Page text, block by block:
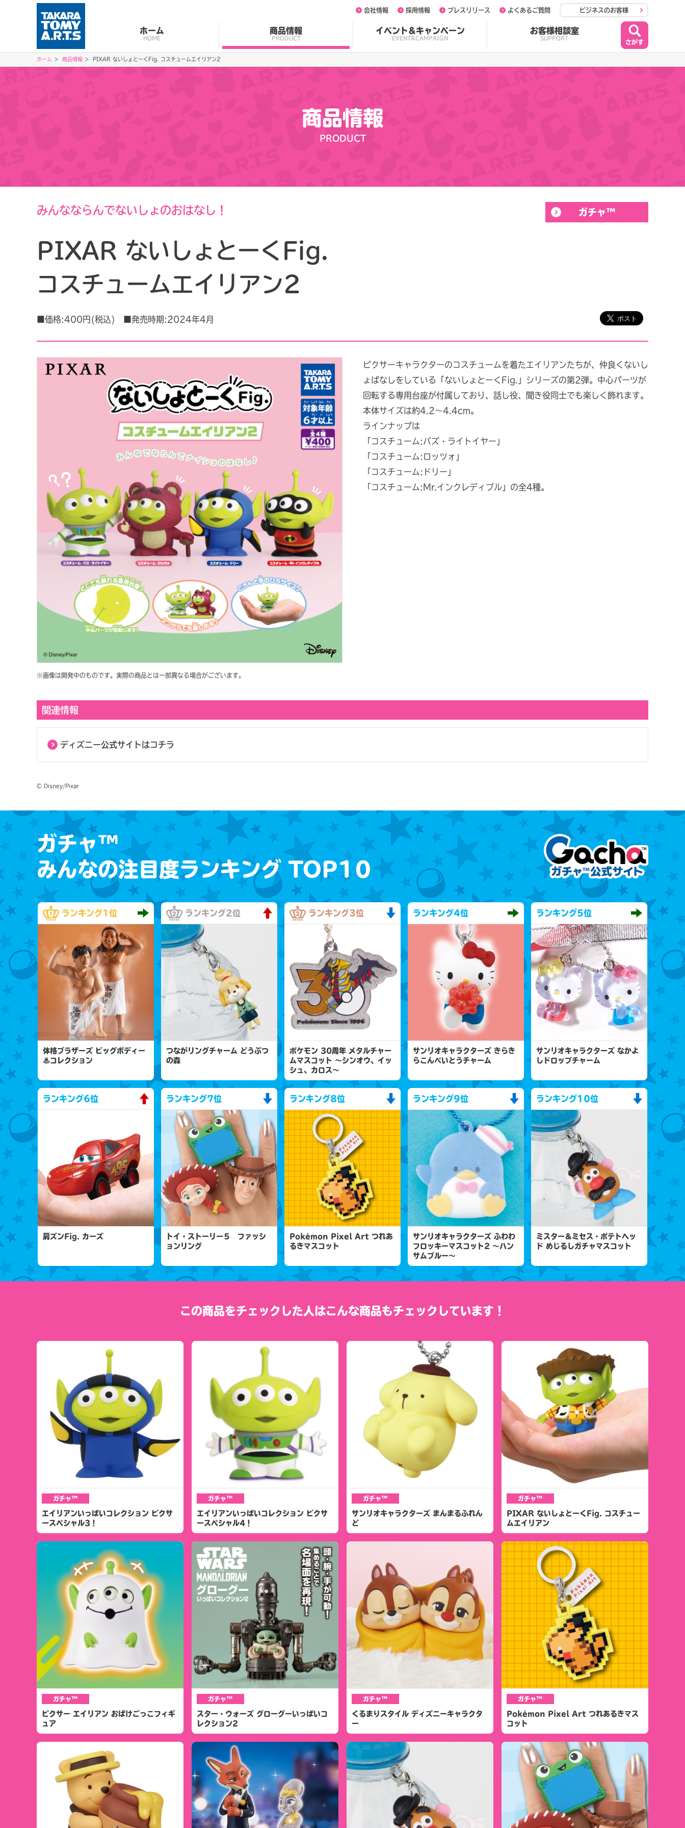
ホーム
HOME
商品情報
PRODUCT
イベント&キャンペーン
EVENT&CAMPAIGN
お客様相談室
SUPPORT
会社情報 採用情報 プレスリリース よくあるご質問 ビジネスのお客様
ホーム 商品情報 PIXAR ないしょとーくFig. コスチュームエイリアン2
商品情報
PRODUCT
ガチャ™
みんなならんでないしょのおはなし！
PIXAR ないしょとーくFig.
コスチュームエイリアン2
■価格:400円(税込) ■発売時期:2024年4月
※画像は開発中のものです。実際の商品とは一部異なる場合がございます。
ピクサーキャラクターのコスチュームを着たエイリアンたちが、仲良くないし
ょばなしをしている「ないしょとーくFig.」シリーズの第2弾。中心パーツが
回転する専用台座が付属しており、話し役、聞き役同士でも楽しく飾れます。
本体サイズは約4.2〜4.4cm。
ラインナップは
「コスチューム:バズ・ライトイヤー」
「コスチューム:ロッツォ」
「コスチューム:ドリー」
「コスチューム:Mr.インクレディブル」の全4種。
関連情報
ディズニー公式サイトはコチラ
© Disney/Pixar
ガチャ™
みんなの注目度ランキングTOP10
ランキング1位
体格ブラザーズ ビッグボディー
♨コレクション
ランキング2位
つながリングチャーム どうぶつ
の森
ランキング3位
ポケモン 30周年 メタルチャー
ムマスコット 〜シンオウ、イッ
シュ、カロス〜
ランキング4位
サンリオキャラクターズ きらき
らこんぺいとうチャーム
ランキング5位
サンリオキャラクターズ なかよ
しドロップチャーム
ランキング6位
肩ズンFig. カーズ
ランキング7位
トイ・ストーリー５ ファッシ
ョンリング
ランキング8位
Pokémon Pixel Art つれあ
るきマスコット
ランキング9位
サンリオキャラクターズ ふわわ
フロッキーマスコット2 ～ハン
サムブルー～
ランキング10位
ミスター＆ミセス・ポテトヘッ
ド めじるしガチャマスコット
この商品をチェックした人はこんな商品もチェックしています！
ガチャ™
エイリアンいっぱいコレクション ピクサ
ースペシャル3！
ガチャ™
エイリアンいっぱいコレクション ピクサ
ースペシャル4！
ガチャ™
サンリオキャラクターズ まんまるふれん
ど
ガチャ™
PIXAR ないしょとーくFig. コスチュー
ムエイリアン
ガチャ™
ピクサー エイリアン おばけごっこフィギ
ュア
ガチャ™
スター・ウォーズ グローグーいっぱいコ
レクション2
ガチャ™
くるまりスタイル ディズニーキャラクタ
ー
ガチャ™
Pokémon Pixel Art つれあるきマス
コット